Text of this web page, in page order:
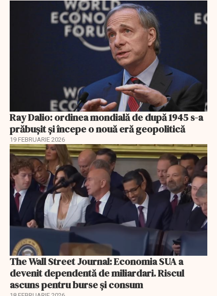
Ray Dalio: ordinea mondială de după 1945 s-a
prăbușit și începe o nouă eră geopolitică
19 FEBRUARIE 2026
The Wall Street Journal: Economia SUA a
devenit dependentă de miliardari. Riscul
ascuns pentru burse și consum